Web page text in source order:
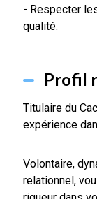
- Respecter
qualité.
Profil
Titulaire du
expérience
Volontaire,
relationnel,